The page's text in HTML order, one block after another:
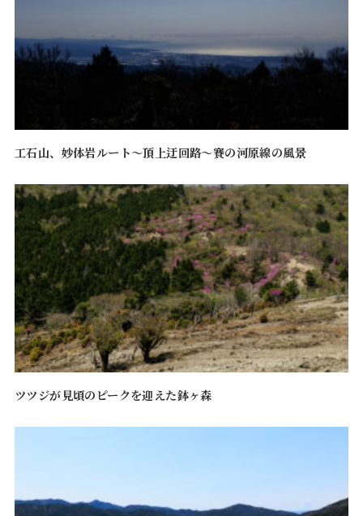
工石山、妙体岩ルート〜頂上迂回路〜賽の河原線の風景
ツツジが見頃のピークを迎えた鉢ヶ森